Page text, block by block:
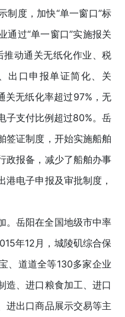
制度，加快“单一窗口”标
通过“单一窗口”实施报关
推动通关无纸化作业、税
出口申报单证简化、关
关无纸化率超过97%，无
子支付比例超过80%。岳
签证制度，开始实施船舶
政报备，减少了船舶办事
电子申报及审批制度，
岳阳在全国地级市中率
年12月，城陵矶综合保
、道道全等130多家企业
造、进口粮食加工、进口
进出口商品展示交易等主